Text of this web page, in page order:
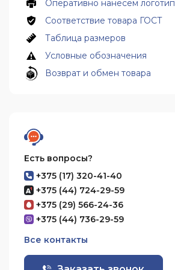
Оперативно нанесём логотип
Соответствие товара ГОСТ
Таблица размеров
Условные обозначения
Возврат и обмен товара
Есть вопросы?
+375 (17) 320-41-40
+375 (44) 724-29-59
+375 (29) 566-24-36
+375 (44) 736-29-59
Все контакты